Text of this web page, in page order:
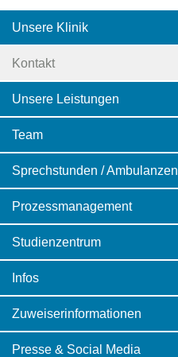
Unsere Klinik
Kontakt
Unsere Leistungen
Team
Sprechstunden / Ambulanzen
Prozessmanagement
Studienzentrum
Infos
Zuweiserinformationen
Presse & Social Media